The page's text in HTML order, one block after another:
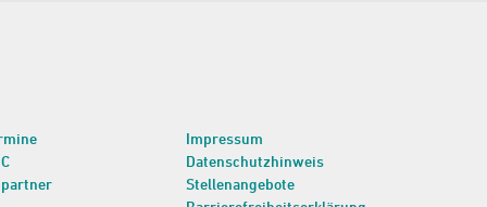
Impressum
Datenschutzhinweis
Stellenangebote